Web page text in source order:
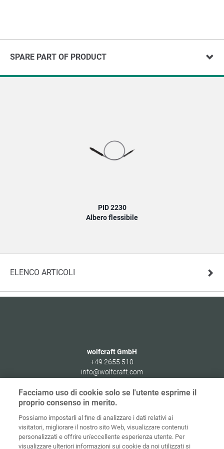
SPARE PART OF PRODUCT
PID 2230
Albero flessibile
ELENCO ARTICOLI
wolfcraft GmbH
+49 2655 510
info@wolfcraft.com
56746 Kempenich
Germany
Facciamo uso di cookie solo se l'utente esprime il
proprio consenso in merito.
Possiamo impostarli al fine di analizzare i dati relativi ai
visitatori, migliorare il nostro sito Web, visualizzare contenuti
personalizzati e offrire un'eccellente esperienza utente. Per
visualizzare ulteriori informazioni sui cookie da noi utilizzati si